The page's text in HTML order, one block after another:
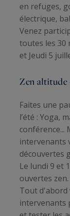
en refuges,
électrique,
Venez
toutes les 30
et Jeudi 5
Zen altitude
Faites une
l’été : Yoga,
conférence...
intervenants
découvertes
Le lundi 9 et
ouvertes zen.
Tout d'abord
intervenants